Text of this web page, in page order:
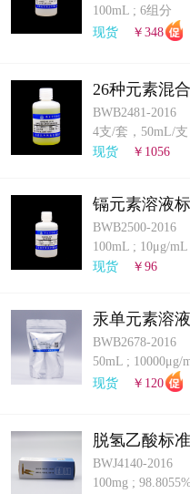
100mL ; 6组分
现货
￥348
26种元素混
5009.268-
BWB2481-2016
4支/套，50mL/支
现货
￥1056
镉元素溶液
BWB2500-2016
100mL ; 10μg/mL
现货
￥96
汞单元素溶
BWB2678-2016
50mL ; 10000μg/
现货
￥120
脱氢乙酸标
BWJ4140-2016
100mg ;